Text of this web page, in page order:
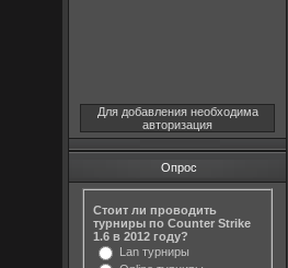
Для добавления необходима
авторизация
Опрос
Стоит ли проводить
турниры по Counter Strike
1.6 в 2012 году?
Lan турниры